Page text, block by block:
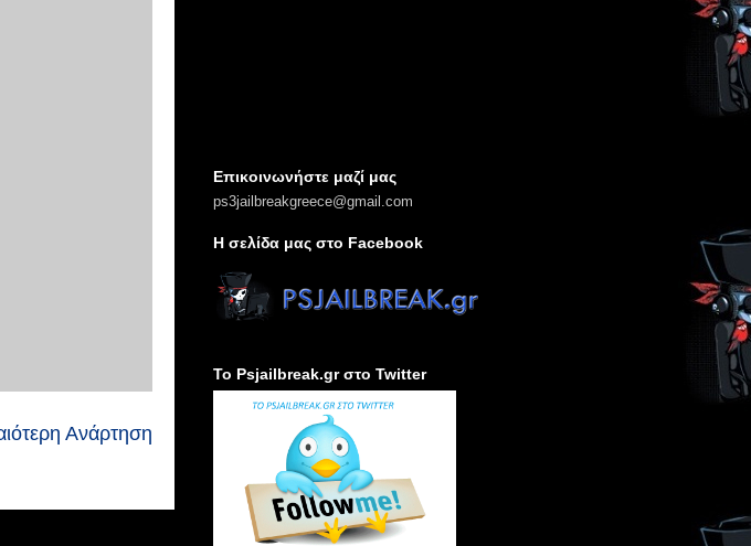
Ανάρτηση
Επικοινωνήστε μαζί μας
ps3jailbreakgreece@gmail.com
H σελίδα μας στο Facebook
Το Psjailbreak.gr στο Twitter